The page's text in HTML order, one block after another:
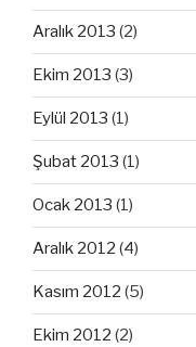
Aralık 2013 (2)
Ekim 2013 (3)
Eylül 2013 (1)
Şubat 2013 (1)
Ocak 2013 (1)
Aralık 2012 (4)
Kasım 2012 (5)
Ekim 2012 (2)